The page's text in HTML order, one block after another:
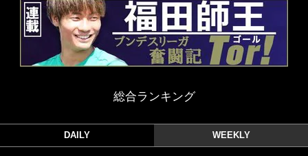
総合ランキング
DAILY WEEKLY